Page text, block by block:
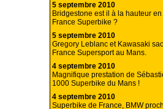
5 septembre 2010
Bridgestone est il à la hauteur
France Superbike ?
5 septembre 2010
Gregory Leblanc et Kawasaki
France Supersport au Mans.
4 septembre 2010
Magnifique prestation de
1000 Superbike du Mans !
4 septembre 2010
Superbike de France, BMW